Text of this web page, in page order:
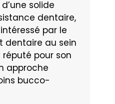
solide
dentaire,
par le
dentaire au sein
pour son
approche
bucco-